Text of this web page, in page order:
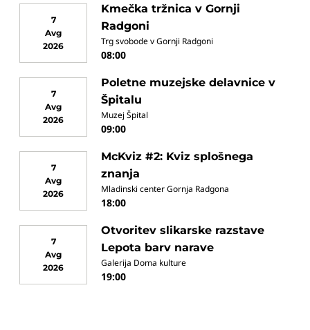
7
Avg
2026
Kmečka tržnica v Gornji
Radgoni
Trg svobode v Gornji Radgoni
08:00
7
Avg
2026
Poletne muzejske delavnice v
Špitalu
Muzej Špital
09:00
7
Avg
2026
McKviz #2: Kviz splošnega
znanja
Mladinski center Gornja Radgona
18:00
7
Avg
2026
Otvoritev slikarske razstave
Lepota barv narave
Galerija Doma kulture
19:00